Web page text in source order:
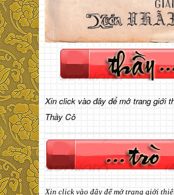
Xin click vào đây để mở trang giới
Thầy Cô
Xin click vào đây để mở trang giới